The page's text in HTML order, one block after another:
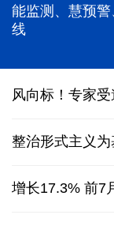
能监测、慧预警
线
风向标！专家
整治形式主义
增长17.3% 前7